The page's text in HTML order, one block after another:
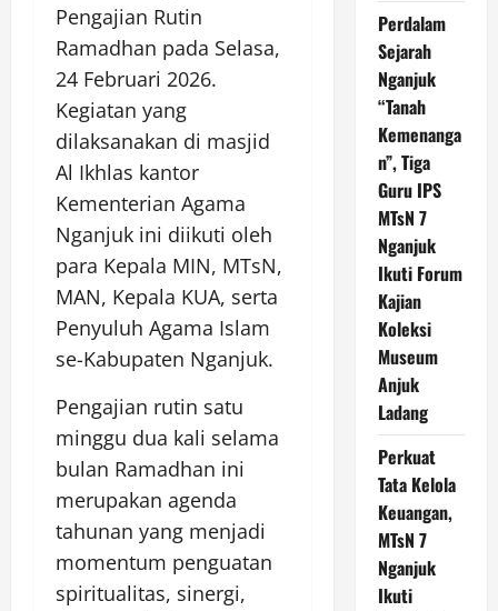
Pengajian Rutin
Ramadhan pada Selasa,
24 Februari 2026.
Kegiatan yang
dilaksanakan di masjid
Al Ikhlas kantor
Kementerian Agama
Nganjuk ini diikuti oleh
para Kepala MIN, MTsN,
MAN, Kepala KUA, serta
Penyuluh Agama Islam
se-Kabupaten Nganjuk.
Pengajian rutin satu
minggu dua kali selama
bulan Ramadhan ini
merupakan agenda
tahunan yang menjadi
momentum penguatan
spiritualitas, sinergi,
Perdalam
Sejarah
Nganjuk
“Tanah
Kemenanga
n”, Tiga
Guru IPS
MTsN 7
Nganjuk
Ikuti Forum
Kajian
Koleksi
Museum
Anjuk
Ladang
Perkuat
Tata Kelola
Keuangan,
MTsN 7
Nganjuk
Ikuti